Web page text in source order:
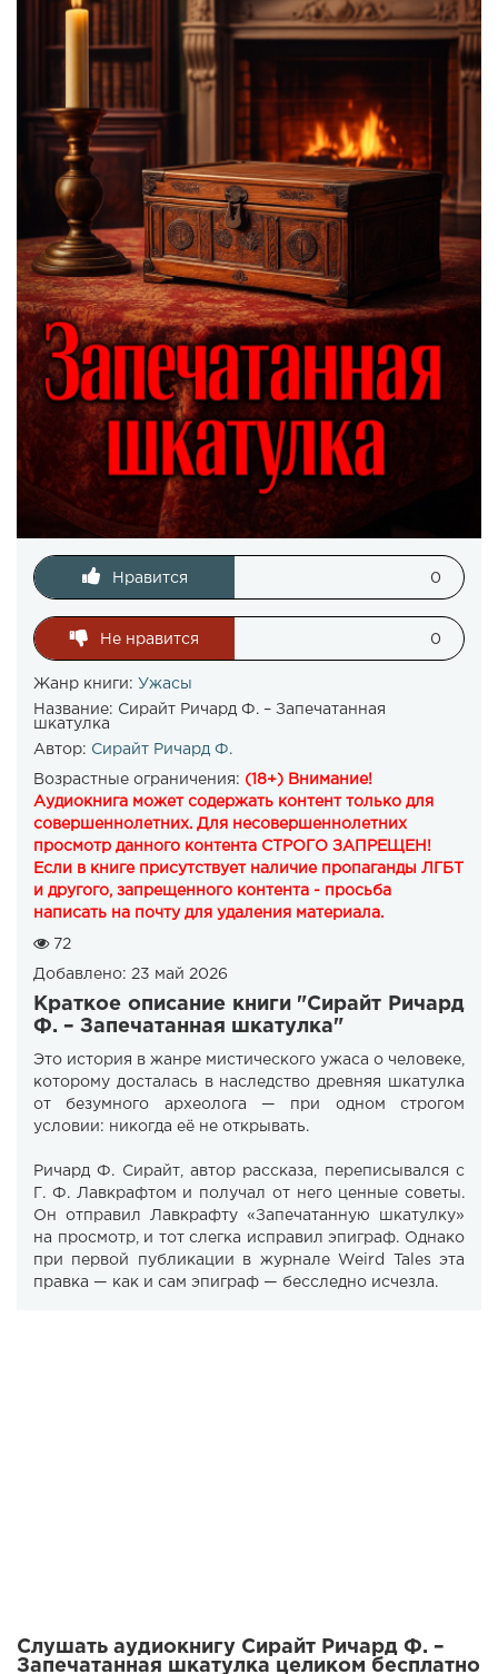
Нравится 0
Не нравится 0
Жанр книги: Ужасы
Название: Сирайт Ричард Ф. – Запечатанная
шкатулка
Автор: Сирайт Ричард Ф.
Возрастные ограничения: (18+) Внимание!
Аудиокнига может содержать контент только для
совершеннолетних. Для несовершеннолетних
просмотр данного контента СТРОГО ЗАПРЕЩЕН!
Если в книге присутствует наличие пропаганды ЛГБТ
и другого, запрещенного контента - просьба
написать на почту для удаления материала.
72
Добавлено: 23 май 2026
Краткое описание книги "Сирайт Ричард
Ф. – Запечатанная шкатулка"
Это история в жанре мистического ужаса о человеке,
которому досталась в наследство древняя шкатулка
от безумного археолога — при одном строгом
условии: никогда её не открывать.
Ричард Ф. Сирайт, автор рассказа, переписывался с
Г. Ф. Лавкрафтом и получал от него ценные советы.
Он отправил Лавкрафту «Запечатанную шкатулку»
на просмотр, и тот слегка исправил эпиграф. Однако
при первой публикации в журнале Weird Tales эта
правка — как и сам эпиграф — бесследно исчезла.
Слушать аудиокнигу Сирайт Ричард Ф. –
Запечатанная шкатулка целиком бесплатно